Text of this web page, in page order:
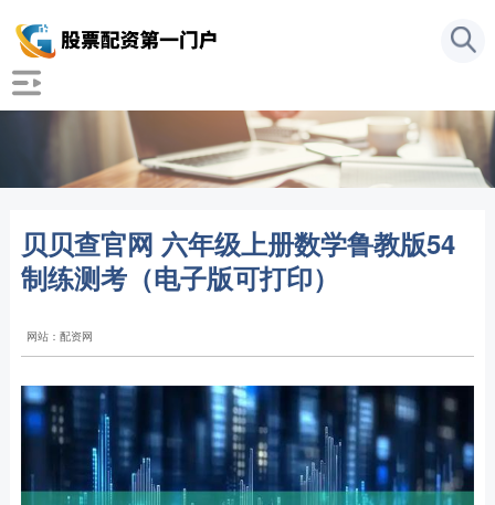
贝贝查官网 六年级上册数学鲁教版54
制练测考（电子版可打印）
网站：配资网